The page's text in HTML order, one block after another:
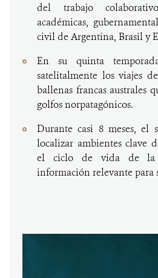
del trabajo
académicas,
civil de Argentina, Brasil y
En su quinta
satelitalmente los viajes
ballenas francas australes
golfos norpatagónicos.
Durante casi 8 meses, el
localizar ambientes clave
el ciclo de vida de la
información relevante para